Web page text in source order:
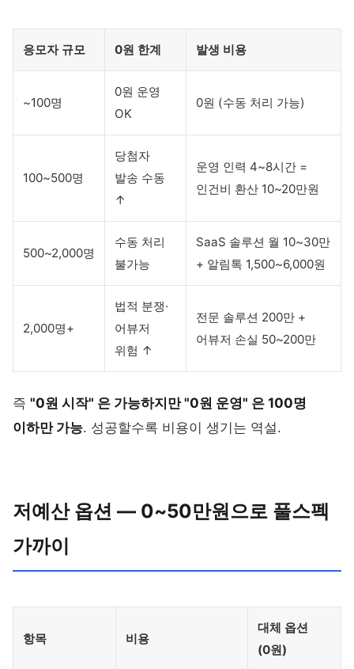
응모자 규모 0원 한계 발생 비용
~100명
0원 운영
OK
0원 (수동 처리 가능)
100~500명
당첨자
발송 수동
↑
운영 인력 4~8시간 =
인건비 환산 10~20만원
500~2,000명
수동 처리
불가능
SaaS 솔루션 월 10~30만
+ 알림톡 1,500~6,000원
2,000명+
법적 분쟁·
어뷰저
위험 ↑
전문 솔루션 200만 +
어뷰저 손실 50~200만
즉 "0원 시작" 은 가능하지만 "0원 운영" 은 100명
이하만 가능. 성공할수록 비용이 생기는 역설.
저예산 옵션 — 0~50만원으로 풀스펙
가까이
항목 비용
대체 옵션
(0원)